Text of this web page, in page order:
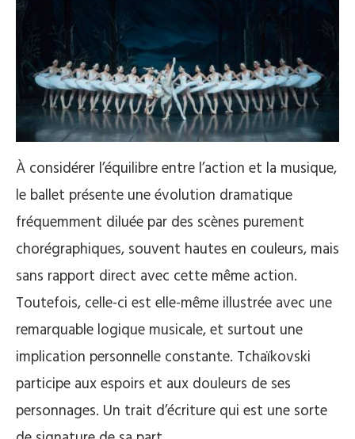
À considérer l’équilibre entre l’action et la musique,
le ballet présente une évolution dramatique
fréquemment diluée par des scènes purement
chorégraphiques, souvent hautes en couleurs, mais
sans rapport direct avec cette même action.
Toutefois, celle-ci est elle-même illustrée avec une
remarquable logique musicale, et surtout une
implication personnelle constante. Tchaïkovski
participe aux espoirs et aux douleurs de ses
personnages. Un trait d’écriture qui est une sorte